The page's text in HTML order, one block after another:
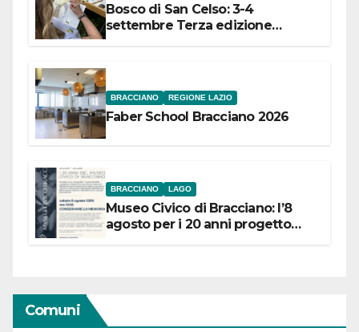
Bosco di San Celso: 3-4
settembre Terza edizione
BRACCIANO REGIONE LAZIO
Faber School Bracciano 2026
BRACCIANO LAGO
Museo Civico di Bracciano: l’8
agosto per i 20 anni progetto
Comuni